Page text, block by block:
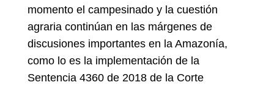
momento el campesinado y la cuestión
agraria continúan en las márgenes de
discusiones importantes en la Amazonía,
como lo es la implementación de la
Sentencia 4360 de 2018 de la Corte